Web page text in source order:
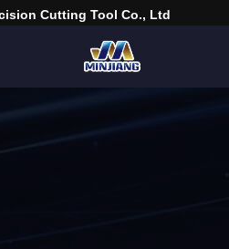
Cutting Tool Co., Ltd.